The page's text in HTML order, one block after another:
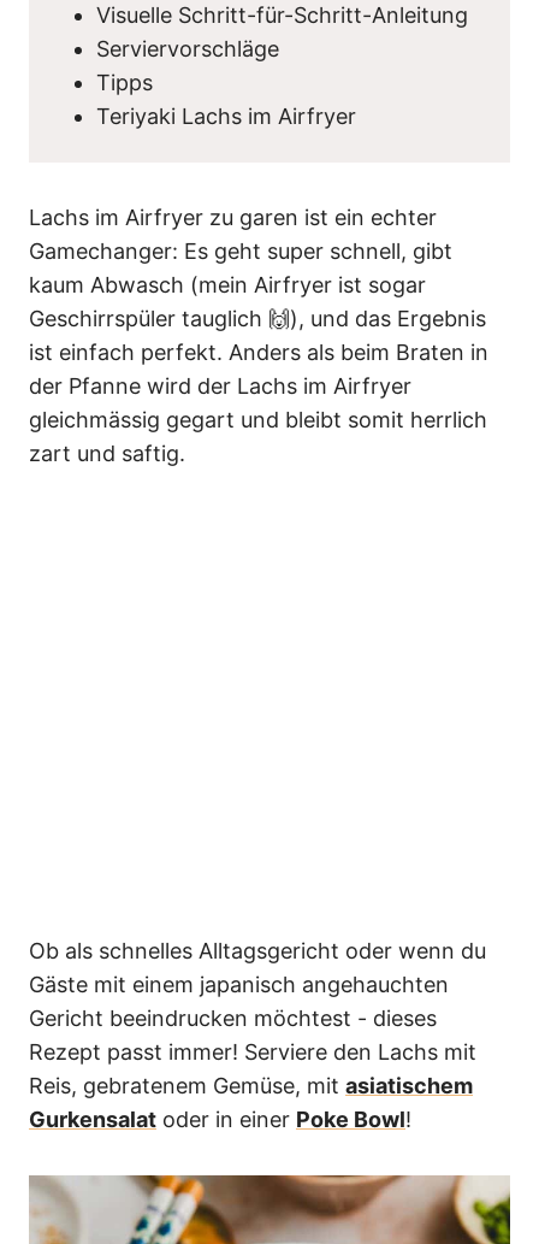
Visuelle Schritt-für-Schritt-Anleitung
Serviervorschläge
Tipps
Teriyaki Lachs im Airfryer
Lachs im Airfryer zu garen ist ein echter
Gamechanger: Es geht super schnell, gibt
kaum Abwasch (mein Airfryer ist sogar
Geschirrspüler tauglich 🙌), und das Ergebnis
ist einfach perfekt. Anders als beim Braten in
der Pfanne wird der Lachs im Airfryer
gleichmässig gegart und bleibt somit herrlich
zart und saftig.
Ob als schnelles Alltagsgericht oder wenn du
Gäste mit einem japanisch angehauchten
Gericht beeindrucken möchtest - dieses
Rezept passt immer! Serviere den Lachs mit
Reis, gebratenem Gemüse, mit asiatischem
Gurkensalat oder in einer Poke Bowl!